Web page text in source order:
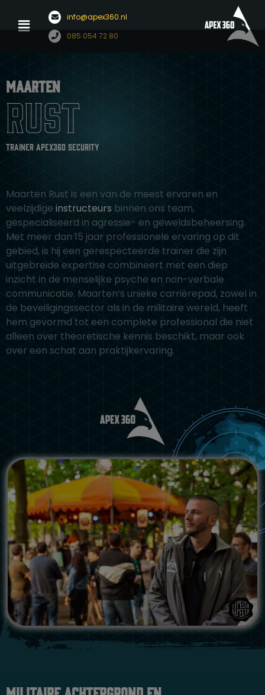
inhoud
info@apex360.nl
085 054 72 80
Menu
Maarten
Rust
Trainer apex360 security
Maarten Rust is een van de meest ervaren en
veelzijdige instructeurs binnen ons team,
gespecialiseerd in agressie- en geweldsbeheersing.
Met meer dan 15 jaar professionele ervaring op dit
gebied, is hij een gerespecteerde trainer die zijn
uitgebreide expertise combineert met een diep
inzicht in de menselijke psyche en non-verbale
communicatie. Maarten’s unieke carrièrepad, zowel in
de beveiligingssector als in de militaire wereld, heeft
hem gevormd tot een complete professional die niet
alleen over theoretische kennis beschikt, maar ook
over een schat aan praktijkervaring.